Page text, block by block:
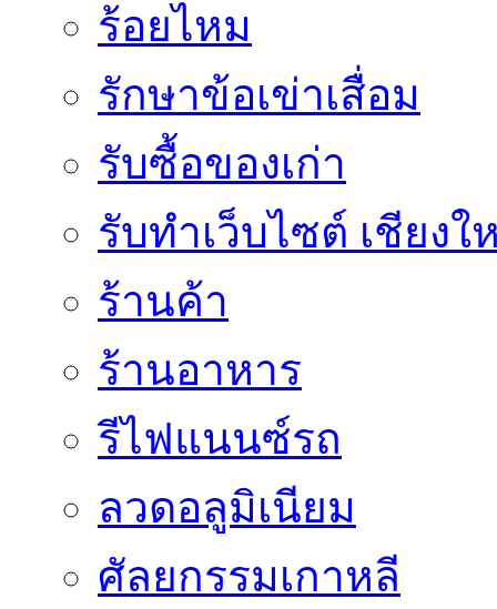
ร้อยไหม
รักษาข้อเข่าเสื่อม
รับซื้อของเก่า
รับทำเว็บไซต์ เชียงใ
ร้านค้า
ร้านอาหาร
รีไฟแนนซ์รถ
ลวดอลูมิเนียม
ศัลยกรรมเกาหลี